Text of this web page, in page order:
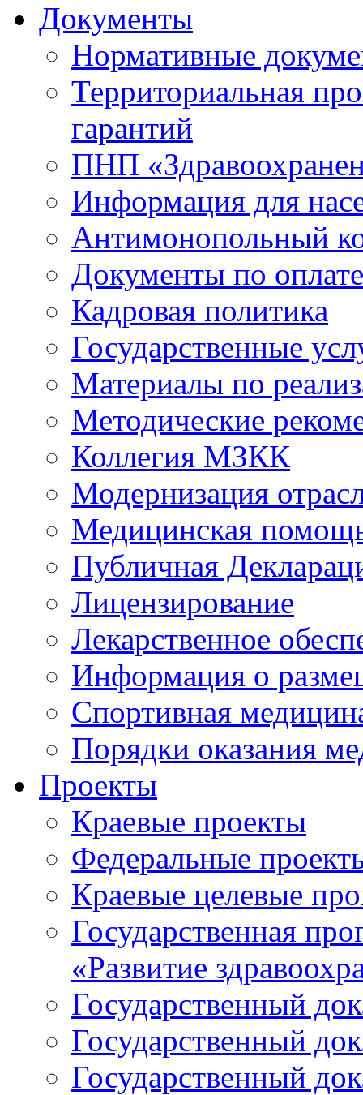
Документы
Нормативные
Территориальная
гарантий
ПНП
Информация для
Антимонопольный
Документы по
Кадровая политика
Государственные
Материалы по
Методические
Коллегия МЗКК
Модернизация
Медицинская
Публичная
Лицензирование
Лекарственное
Информация о
Спортивная
Порядки оказания
Проекты
Краевые проекты
Федеральные
Краевые целевые
Государственная
«Развитие
Государственный
Государственный
Государственный